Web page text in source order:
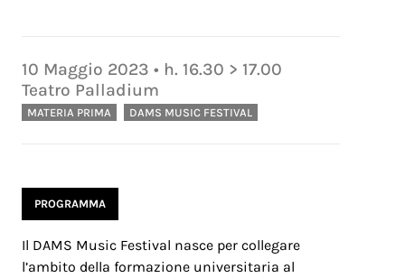
10 Maggio 2023 • h. 16.30 > 17.00
Teatro Palladium
MATERIA PRIMA DAMS MUSIC FESTIVAL
PROGRAMMA
Il DAMS Music Festival nasce per collegare
l’ambito della formazione universitaria al